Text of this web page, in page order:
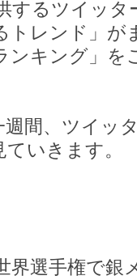
するツイッタ
トレンド」が
ンキング」を
間、ツイッ
ていきます。
界選手権で銀